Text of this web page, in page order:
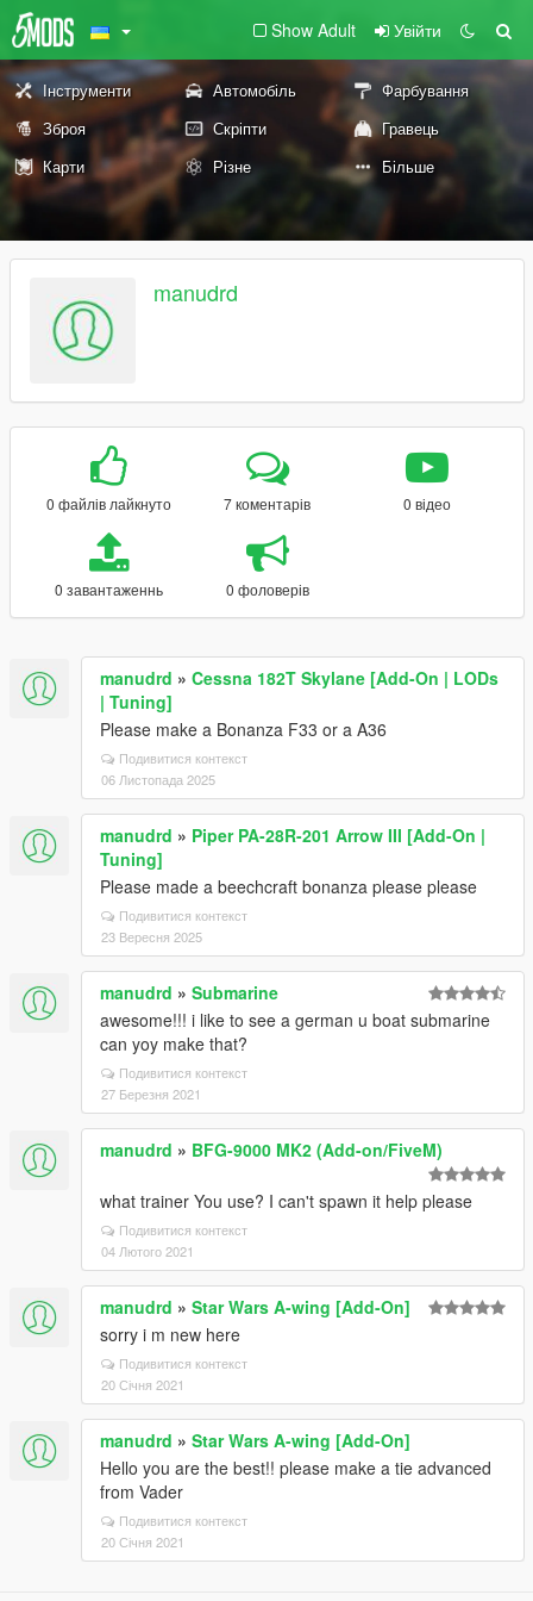
Show Adult Увійти
Інструменти Автомобіль
Фарбування
Зброя
Скріпти
Гравець
Карти
Різне Більше
manudrd
0 файлів лайкнуто 7 коментарів 0 відео
0 завантаженнь 0 фоловерів
manudrd » Cessna 182T Skylane [Add-On | LODs
| Tuning]
Please make a Bonanza F33 or a A36
Подивитися контекст
06 Листопада 2025
manudrd » Piper PA-28R-201 Arrow III [Add-On |
Tuning]
Please made a beechcraft bonanza please please
Подивитися контекст
23 Вересня 2025
manudrd » Submarine
awesome!!! i like to see a german u boat submarine
can yoy make that?
Подивитися контекст
27 Березня 2021
manudrd » BFG-9000 MK2 (Add-on/FiveM)
what trainer You use? I can't spawn it help please
Подивитися контекст
04 Лютого 2021
manudrd » Star Wars A-wing [Add-On]
sorry i m new here
Подивитися контекст
20 Січня 2021
manudrd » Star Wars A-wing [Add-On]
Hello you are the best!! please make a tie advanced
from Vader
Подивитися контекст
20 Січня 2021